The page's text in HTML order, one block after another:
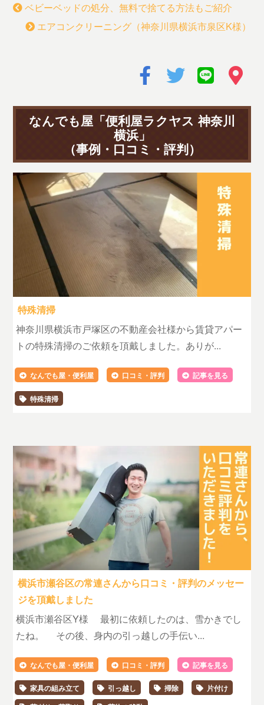
ベビーベッドの処分、無料で捨てる方法もご紹介
エアコンクリーニング（神奈川県横浜市泉区K様）
なんでも屋「便利屋ラクヤス 神奈川
横浜」
（事例・口コミ・評判）
特殊清掃
神奈川県横浜市戸塚区の不動産会社様から賃貸アパー
トの特殊清掃のご依頼を頂戴しました。ありが...
なんでも屋・便利屋 口コミ・評判 記事を見る
特殊清掃
横浜市瀬谷区の常連さんから口コミ・評判のメッセー
ジを頂戴しました
横浜市瀬谷区Y様 最初に依頼したのは、雪かきでし
たね。 その後、身内の引っ越しの手伝い...
なんでも屋・便利屋 口コミ・評判 記事を見る
家具の組み立て 引っ越し 掃除
片付け